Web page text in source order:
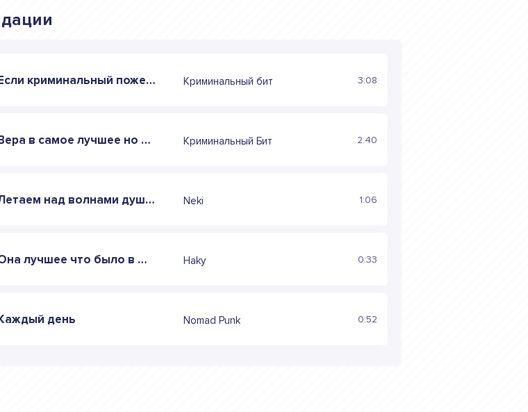
Если криминальный пожелал так и будет Криминальный бит 3:08
Вера в самое лучшее но шумели улицы Криминальный Бит 2:40
Летаем над волнами души тебя ищу Neki 1:06
Она лучшее что было в жизни Haky 0:33
день Nomad Punk 0:52